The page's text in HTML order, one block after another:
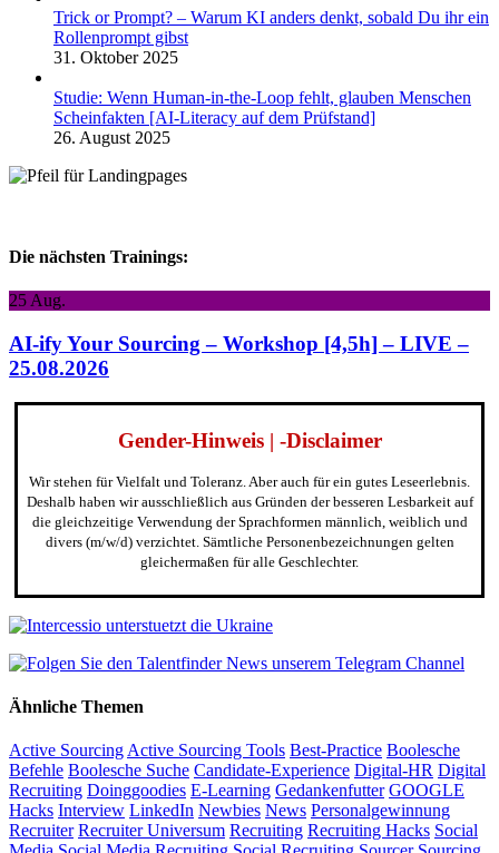
Trick or Prompt? – Warum KI anders denkt, sobald Du ihr ein
Rollenprompt gibst
31. Oktober 2025
Studie: Wenn Human-in-the-Loop fehlt, glauben Menschen
Scheinfakten [AI-Literacy auf dem Prüfstand]
26. August 2025
Die nächsten Trainings:
25 Aug.
AI-ify Your Sourcing – Workshop [4,5h] – LIVE –
25.08.2026
Gender-Hinweis | -Disclaimer
Wir stehen für Vielfalt und Toleranz. Aber auch für ein gutes Leseerlebnis.
Deshalb haben wir ausschließlich aus Gründen der besseren Lesbarkeit auf
die gleichzeitige Verwendung der Sprachformen männlich, weiblich und
divers (m/w/d) verzichtet. Sämtliche Personenbezeichnungen gelten
gleichermaßen für alle Geschlechter.
Ähnliche Themen
Active Sourcing Active Sourcing Tools Best-Practice Boolesche
Befehle Boolesche Suche Candidate-Experience Digital-HR Digital
Recruiting Doinggoodies E-Learning Gedankenfutter GOOGLE
Hacks Interview LinkedIn Newbies News Personalgewinnung
Recruiter Recruiter Universum Recruiting Recruiting Hacks Social